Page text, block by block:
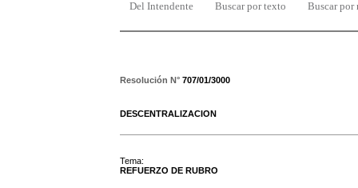
Del Intendente Buscar por texto Buscar por
Resolución N° 707/01/3000
DESCENTRALIZACION
Tema:
REFUERZO DE RUBRO